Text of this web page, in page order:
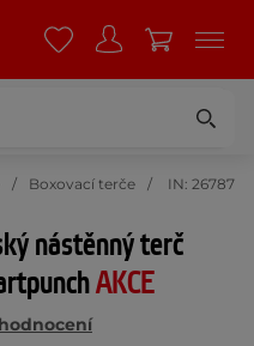
Boxovací terče IN: 26787
nástěnný terč
AKCE